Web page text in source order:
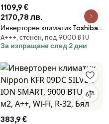
1109,9 €
2170,78 лв.
Инверторен климатик Toshiba
Shorai Edge RAS-B10G3KVSGB-
E/RAS-10J2AVSG-E1, 10000 BTU,
самопочистване, Wi-Fi, R-32,
Черен
A+++, стенен, под 9000 BTU
За изпращане след 2 дни
383,9 €